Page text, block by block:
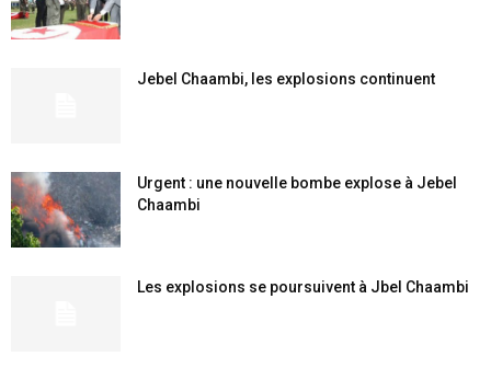
Jebel Chaambi, les explosions continuent
Urgent : une nouvelle bombe explose à Jebel
Chaambi
Les explosions se poursuivent à Jbel Chaambi